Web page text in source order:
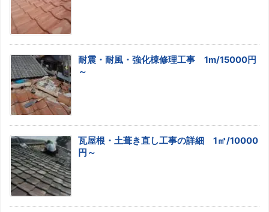
耐震・耐風・強化棟修理工事 1m/15000円
～
瓦屋根・土葺き直し工事の詳細 1㎡/10000
円～